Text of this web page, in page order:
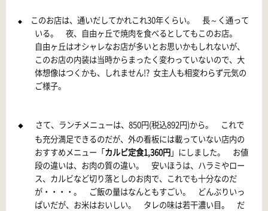
◆ このお店は、通いだしてかれこれ30年くらい。 長～く通って
いる。 夜、自由ヶ丘で焼肉を食べるとしてもこのお店。
自由ヶ丘はオシャレなお店が多いとお思いかもしれないが、
このお店の内装は当時からまったく変わっていないので、大
体想像はつくかも、しれません!? 女主人も相変わらず元気の
ご様子。
◆ さて、ランチメニューは、 850円(税込892円)から。 これで
も充分満足できるのだが、外の看板には載っていない店内の
おすすめメニュー「カルビ定食1,360円」にしました。 お値
段の違いは、お肉の質の違い。 安いほうは、ハラミやロー
ス、カルビなど切り落としのお肉で、これでも十分なのだ
が・・・・。 ご飯の量はなんともすごい。 どんぶりいっ
ぱいだが、お米はおいしい。 タレの味は若干濃い目。 だ